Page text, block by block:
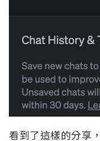
看到了這樣的分享